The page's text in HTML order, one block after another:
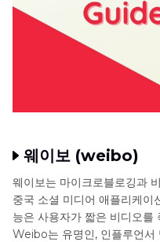
웨이보 (weibo)
웨이보는 마이크로블로깅과
중국 소셜 미디어 애플리케이
능은 사용자가 짧은 비디오를
Weibo는 유명인, 인플루언서